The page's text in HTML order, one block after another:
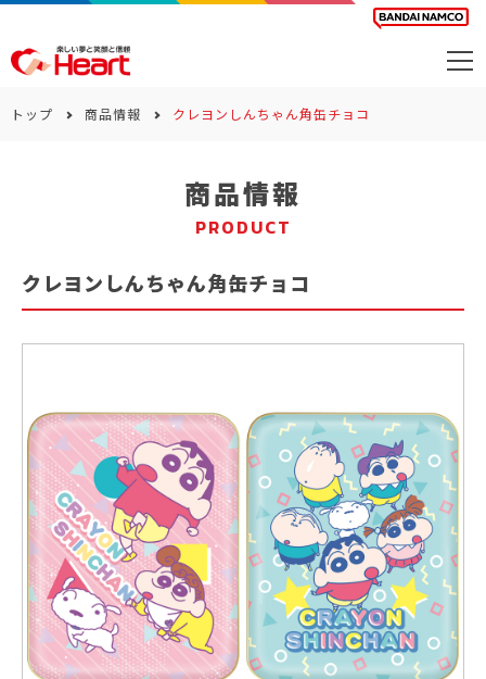
サステナビリティ
トップ 商品情報 クレヨンしんちゃん角缶チョコ
商品情報
PRODUCT
クレヨンしんちゃん角缶チョコ